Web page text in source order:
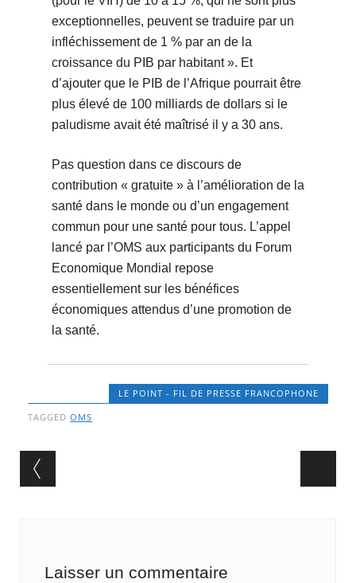
exceptionnelles, peuvent se traduire par un
infléchissement de 1 % par an de la
croissance du PIB par habitant ». Et
d’ajouter que le PIB de l’Afrique pourrait être
plus élevé de 100 milliards de dollars si le
paludisme avait été maîtrisé il y a 30 ans.
Pas question dans ce discours de
contribution « gratuite » à l’amélioration de la
santé dans le monde ou d’un engagement
commun pour une santé pour tous. L’appel
lancé par l’OMS aux participants du Forum
Economique Mondial repose
essentiellement sur les bénéfices
économiques attendus d’une promotion de
la santé.
LE POINT - FIL DE PRESSE FRANCOPHONE
TAGGEDOMS
Post navigation
Laisser un commentaire